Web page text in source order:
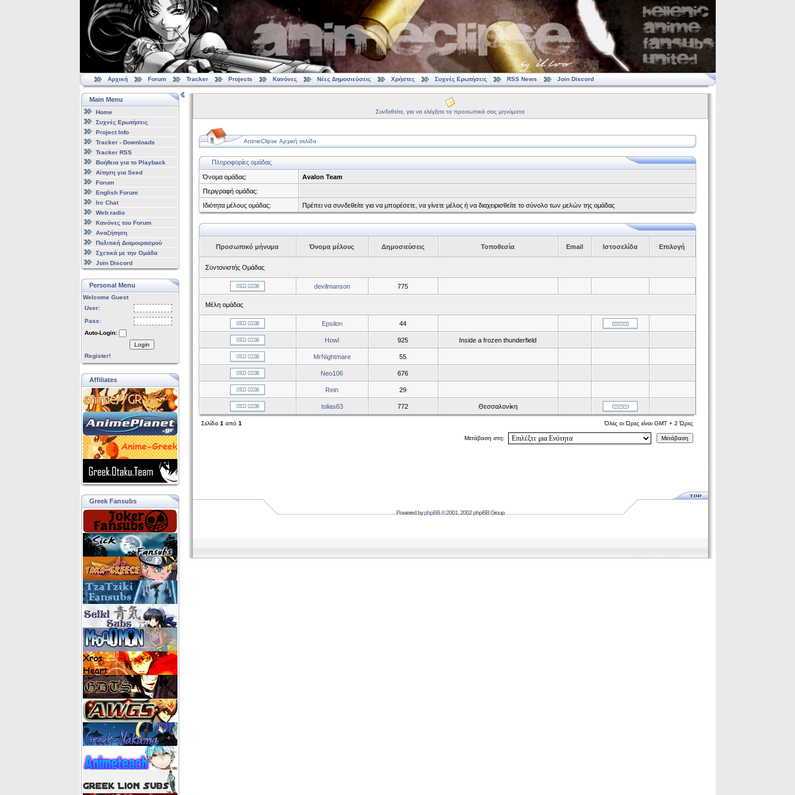
Αρχική Forum Tracker Projects Κανόνες Νέες Δημοσιεύσεις Χρήστες Συχνές Ερωτήσεις RSS News Join Discord
Main Menu
Home
Συχνές Ερωτήσεις
Project Info
Tracker - Downloads
Tracker RSS
Βοήθεια για το Playback
Αίτηση για Seed
Forum
English Forum
Irc Chat
Web radio
Κανόνες του Forum
Αναζήτηση
Πολιτική Διαμοιρασμού
Σχετικά με την Ομάδα
Join Discord
Personal Menu
Welcome Guest
User:
Pass:
Auto-Login:
Login
Register!
Affiliates
Greek Fansubs
Συνδεθείτε, για να ελέγξετε τα προσωπικά σας μηνύματα
AnimeClipse Αρχική σελίδα
Πληροφορίες ομάδας
Όνομα ομάδας:
Avalon Team
Περιγραφή ομάδας:
Ιδιότητα μέλους ομάδας:
Πρέπει να συνδεθείτε για να μπορέσετε, να γίνετε μέλος ή να διαχειρισθείτε το σύνολο των μελών της ομάδας
Προσωπικό μήνυμα Όνομα μέλους Δημοσιεύσεις Τοποθεσία Email Ιστοσελίδα Επιλογή
Συντονιστής Ομάδας
devilmanson 775
Μέλη ομάδας
Epsilon 44
Howl 925 Inside a frozen thunderfield
MrNightmare 55
Neo106 676
Rein 29
tolias63 772 Θεσσαλονίκη
Σελίδα 1 από 1 Όλες οι Ώρες είναι GMT + 2 Ώρες
Μετάβαση στη: Μετάβαση
Powered byphpBB© 2001, 2002 phpBB Group